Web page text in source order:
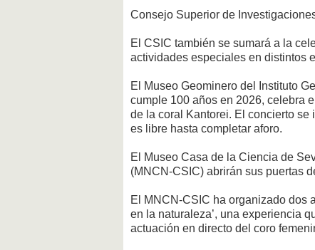
Consejo Superior de
El CSIC también se sumará a la
actividades especiales en distintos
El Museo Geominero del Instituto
cumple 100 años en 2026, celebra
de la coral Kantorei. El concierto se
es libre hasta completar aforo.
El Museo Casa de la Ciencia de
(MNCN-CSIC) abrirán sus puertas
El MNCN-CSIC ha organizado dos
en la naturaleza’, una experiencia
actuación en directo del coro